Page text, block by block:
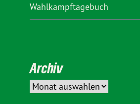
Wahlkampftagebuch
Archiv